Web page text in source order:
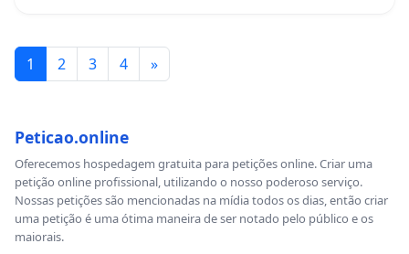
1 2 3 4 »
Peticao.online
Oferecemos hospedagem gratuita para petições online. Criar uma
petição online profissional, utilizando o nosso poderoso serviço.
Nossas petições são mencionadas na mídia todos os dias, então criar
uma petição é uma ótima maneira de ser notado pelo público e os
maiorais.